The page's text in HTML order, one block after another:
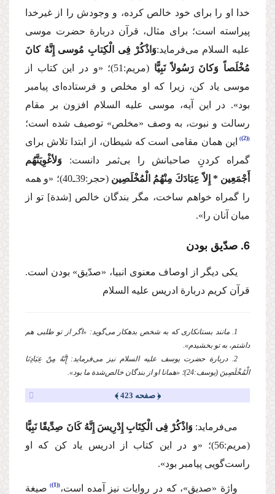
خدا او را برای خود خالص كرده، و وجودش را از غیرخدا
پیراسته است؛ برای مثال، قرآن دربارة حضرت موسی
علیه السلام می‌فرماید:وَاذْكُرْ فِی الْكِتابِ مُوسی إِنَّهُ كانَ
مُخْلَصاً وَكانَ رَسُولاً نَبِیًّا (مریم:51)؛
«و در این كتاب از
موسی یاد كن، زیرا كه او مخلص و فرستاده‌ای پیامبر
بود». در این آیه، موسی علیه السلام
افزون بر مقام
رسالت و نبوت، به وصف «مخلص» توصیف شده است؛
(2)
این همان مقامی است كه شیطان، از ابتدا تلاش برای
گمراه كردنِِ صاحبانش را بی‌ثمر دانست: وَلأغْوِیَنَّهُم
أَجْمَعِین * إِلاّ عِبَادَكَ مِنْهُمُ الْمُخْلَصِین (حجر:39ـ40)؛
«و همه
را گمراه خواهم ساخت، مگر بندگان خالص [شدة] تو از
میان آنان را».
6. صدّیق بودن
یكی دیگر از اوصاف معنوی انبیا، «صدّیق» بودن است.
قرآن كریم دربارة ادریس علیه السلام
1. مانند بستانكاری كه به شخص بدهكار می‌گوید: «اگر از تو طلبی هم
داشتم، به تو بخشیدم».
2. دربارة حضرت یوسف
علیه السلامنیز می‌فرماید: إِنَّهُ مِنْ عِبَادِنَا
الْمُخْلَصِینَ (یوسف:24)؛ «همانا او از بندگان خالص‌شدة ما بود».
﴿ صفحه 423 ﴾
می‌فرماید:وَاذْكُرْ فِی الْكِتَابِ إِدْرِیسَ إِنَّهُ كَانَ صِدِّیقًا نَبِیًّا
(مریم:56)؛
«و در این كتاب از ادریس یاد كن كه او
راست‌گویی پیامبر بود».
واژة «صدیق»، كه در روایات نیز آمده است، (1)
صیغة